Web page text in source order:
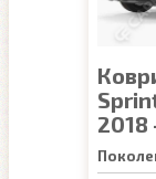
2018